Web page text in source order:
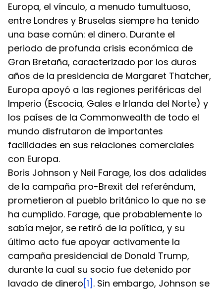
Europa, el vínculo, a menudo tumultuoso,
entre Londres y Bruselas siempre ha tenido
una base común: el dinero. Durante el
periodo de profunda crisis económica de
Gran Bretaña, caracterizado por los duros
años de la presidencia de Margaret Thatcher,
Europa apoyó a las regiones periféricas del
Imperio (Escocia, Gales e Irlanda del Norte) y
los países de la Commonwealth de todo el
mundo disfrutaron de importantes
facilidades en sus relaciones comerciales
con Europa.
Boris Johnson y Neil Farage, los dos adalides
de la campaña pro-Brexit del referéndum,
prometieron al pueblo británico lo que no se
ha cumplido. Farage, que probablemente lo
sabía mejor, se retiró de la política, y su
último acto fue apoyar activamente la
campaña presidencial de Donald Trump,
durante la cual su socio fue detenido por
lavado de dinero [1] . Sin embargo, Johnson se